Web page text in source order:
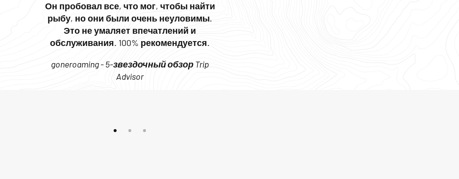
Он пробовал все, что мог, чтобы найти
рыбу, но они были очень неуловимы.
Это не умаляет впечатлений и
обслуживания. 100% рекомендуется.
goneroaming - 5-звездочный обзор Trip
Advisor